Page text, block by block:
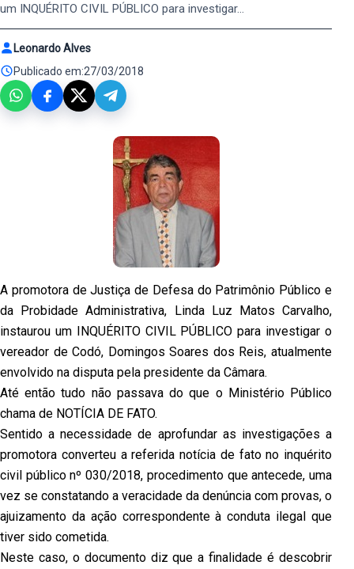
um INQUÉRITO CIVIL PÚBLICO para investigar…
Leonardo Alves
Publicado em:27/03/2018
A promotora de Justiça de Defesa do Patrimônio Público e
da Probidade Administrativa, Linda Luz Matos Carvalho,
instaurou um INQUÉRITO CIVIL PÚBLICO para investigar o
vereador de Codó, Domingos Soares dos Reis, atualmente
envolvido na disputa pela presidente da Câmara.
Até então tudo não passava do que o Ministério Público
chama de NOTÍCIA DE FATO.
Sentido a necessidade de aprofundar as investigações a
promotora converteu a referida notícia de fato no inquérito
civil público nº 030/2018, procedimento que antecede, uma
vez se constatando a veracidade da denúncia com provas, o
ajuizamento da ação correspondente à conduta ilegal que
tiver sido cometida.
Neste caso, o documento diz que a finalidade é descobrir